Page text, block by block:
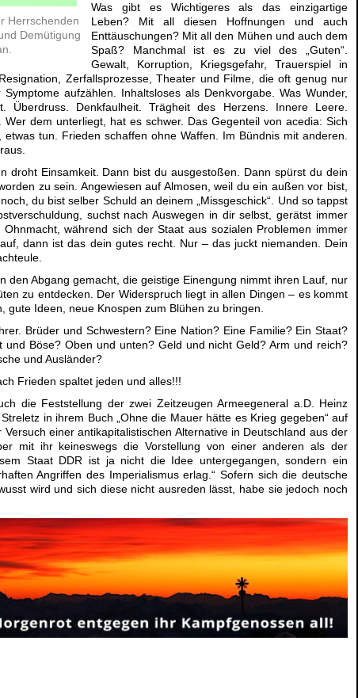
Herrschenden
Demütigung
Was gibt es Wichtigeres als das einzigartige
Leben? Mit all diesen Hoffnungen und auch
Enttäuschungen? Mit all den Mühen und auch dem
Spaß? Manchmal ist es zu viel des „Guten“.
Gewalt, Korruption, Kriegsgefahr, Trauerspiel in
Zerfallsprozesse, Theater und Filme, die oft genug nur
aufzählen. Inhaltsloses als Denkvorgabe. Was Wunder,
Überdruss. Denkfaulheit. Trägheit des Herzens. Innere Leere.
Wer dem unterliegt, hat es schwer. Das Gegenteil von acedia: Sich
tun. Frieden schaffen ohne Waffen. Im Bündnis mit anderen.
droht Einsamkeit. Dann bist du ausgestoßen. Dann spürst du dein
zu sein. Angewiesen auf Almosen, weil du ein außen vor bist,
du bist selber Schuld an deinem „Missgeschick“. Und so tappst
suchst nach Auswegen in dir selbst, gerätst immer
während sich der Staat aus sozialen Problemen immer
dann ist das dein gutes recht. Nur – das juckt niemanden. Dein
den Abgang gemacht, die geistige Einengung nimmt ihren Lauf, nur
zu entdecken. Der Widerspruch liegt in allen Dingen – es kommt
gute Ideen, neue Knospen zum Blühen zu bringen.
Brüder und Schwestern? Eine Nation? Eine Familie? Ein Staat?
Böse? Oben und unten? Geld und nicht Geld? Arm und reich?
und Ausländer?
Frieden spaltet jeden und alles!!!
die Feststellung der zwei Zeitzeugen Armeegeneral a.D. Heinz
in ihrem Buch „Ohne die Mauer hätte es Krieg gegeben“ auf
einer antikapitalistischen Alternative in Deutschland aus der
mit ihr keineswegs die Vorstellung von einer anderen als der
Staat DDR ist ja nicht die Idee untergegangen, sondern ein
Angriffen des Imperialismus erlag.“ Sofern sich die deutsche
wird und sich diese nicht ausreden lässt, habe sie jedoch noch